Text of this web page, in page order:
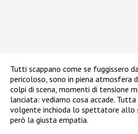
Tutti scappano come se fuggissero
pericoloso, sono in piena atmosfera
colpi di scena, momenti di tensione
lanciata: vediamo cosa accade.
volgente inchioda lo spettatore allo
però la giusta empatia.